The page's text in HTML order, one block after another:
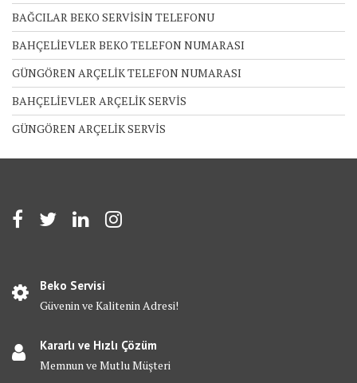
BAĞCILAR BEKO SERVİSİN TELEFONU
BAHÇELİEVLER BEKO TELEFON NUMARASI
GÜNGÖREN ARÇELİK TELEFON NUMARASI
BAHÇELİEVLER ARÇELİK SERVİS
GÜNGÖREN ARÇELİK SERVİS
Beko Servisi
Güvenin ve Kalitenin Adresi!
Kararlı ve Hızlı Çözüm
Memnun ve Mutlu Müşteri